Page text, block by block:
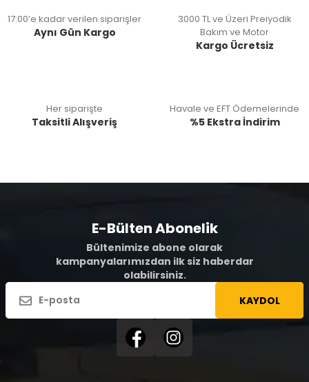
17:00’e kadar verilen siparişler
Aynı Gün Kargo
3000 TL ve Üzeri Preiyodik
Bakım ve Motor
Kargo Ücretsiz
Her siparişte
Taksitli Alışveriş
Havale ve EFT Ödemelerinde
%5 Ekstra İndirim
E-Bülten Abonelik
Bültenimize abone olarak
kampanyalarımızdan ilk siz haberdar
olabilirsiniz.
KAYDOL